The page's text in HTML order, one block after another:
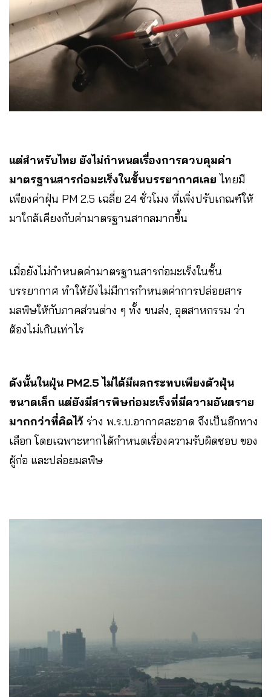
แต่สำหรับไทย ยังไม่กำหนดเรื่องการควบคุมค่า
มาตรฐานสารก่อมะเร็งในชั้นบรรยากาศเลย ไทยมี
เพียงค่าฝุ่น PM 2.5 เฉลี่ย 24 ชั่วโมง ที่เพิ่งปรับเกณฑ์ให้
มาใกล้เคียงกับค่ามาตรฐานสากลมากขึ้น
เมื่อยังไม่กำหนดค่ามาตรฐานสารก่อมะเร็งในชั้น
บรรยากาศ ทำให้ยังไม่มีการกำหนดค่าการปล่อยสาร
มลพิษให้กับภาคส่วนต่าง ๆ ทั้ง ขนส่ง, อุตสาหกรรม ว่า
ต้องไม่เกินเท่าไร
ดังนั้นในฝุ่น PM2.5 ไม่ได้มีผลกระทบเพียงตัวฝุ่น
ขนาดเล็ก แต่ยังมีสารพิษก่อมะเร็งที่มีความอันตราย
มากกว่าที่คิดไว้ ร่าง พ.ร.บ.อากาศสะอาด จึงเป็นอีกทาง
เลือก โดยเฉพาะหากได้กำหนดเรื่องความรับผิดชอบ ของ
ผู้ก่อ และปล่อยมลพิษ